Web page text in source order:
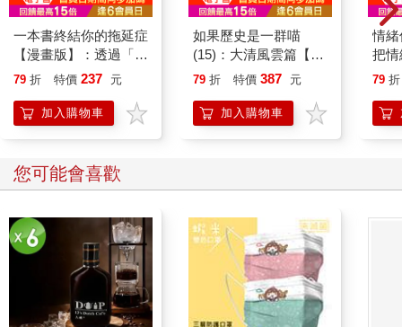
一本書終結你的拖延症
【漫畫版】：透過「小
行動」打開大腦的行動
「行動派」的37個科
學方法
79 折 特價 237 元
加入購物車
如果歷史是一群喵
(15)：大清風雲篇【萌
貓漫畫學歷史】
79 折 特價 387 元
加入購物車
情
把
誰
79 折
您可能會喜歡